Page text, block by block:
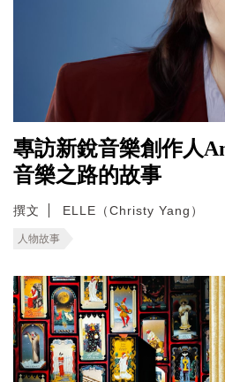
專訪新銳音樂創作人
音樂之路的故事
撰文 ELLE（Christy Yang）
人物故事